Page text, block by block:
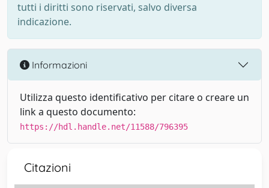
tutti i diritti sono riservati, salvo diversa
indicazione.
Informazioni
Utilizza questo identificativo per citare o creare un
link a questo documento:
https://hdl.handle.net/11588/796395
Citazioni